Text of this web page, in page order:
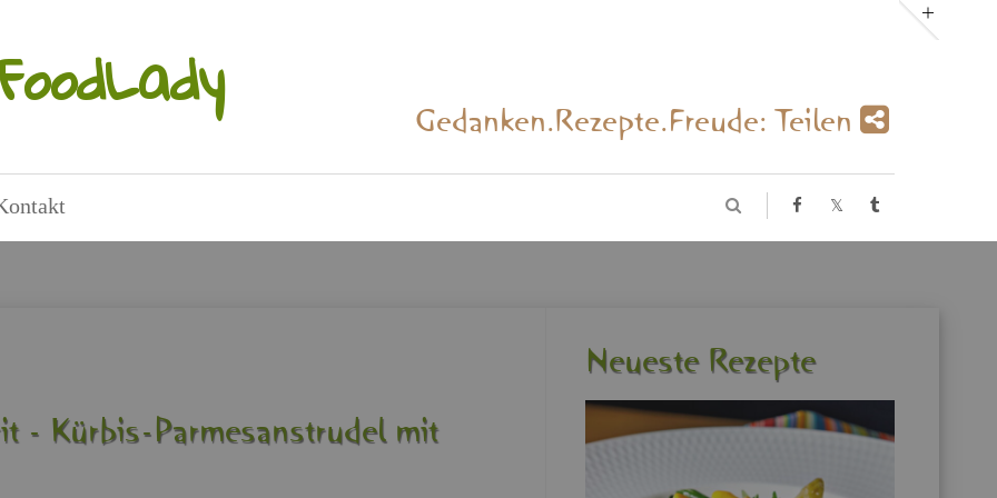
Ge­dan­ken.Re­zep­te.Freu­de: Tei­len
- Kür­bis-Par­mes­an­stru­del mit
Neu­es­te Re­zep­te